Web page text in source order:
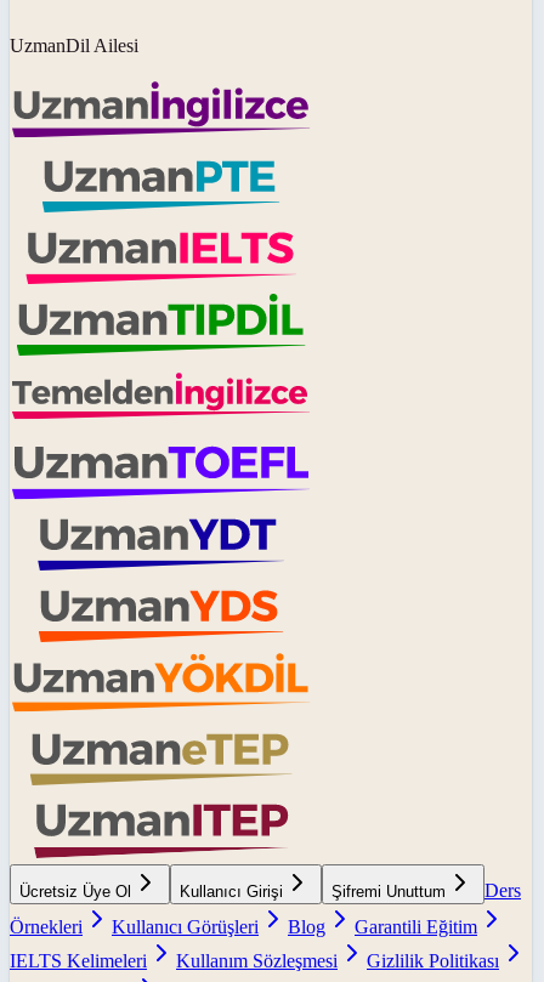
UzmanDil Ailesi
Ücretsiz Üye Ol Kullanıcı Girişi Şifremi Unuttum
Ders
Örnekleri
Kullanıcı Görüşleri Blog
Garantili Eğitim
IELTS Kelimeleri
Kullanım Sözleşmesi
Gizlilik Politikası